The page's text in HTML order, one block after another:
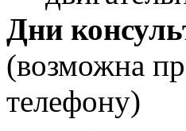
Дни
(возможна
телефону)